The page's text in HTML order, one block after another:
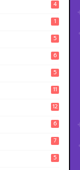
4
1
5
6
5
11
12
6
7
5